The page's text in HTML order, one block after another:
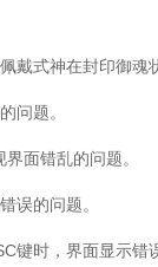
式神在封印御魂
问题。
面错乱的问题。
的问题。
时，界面显示错